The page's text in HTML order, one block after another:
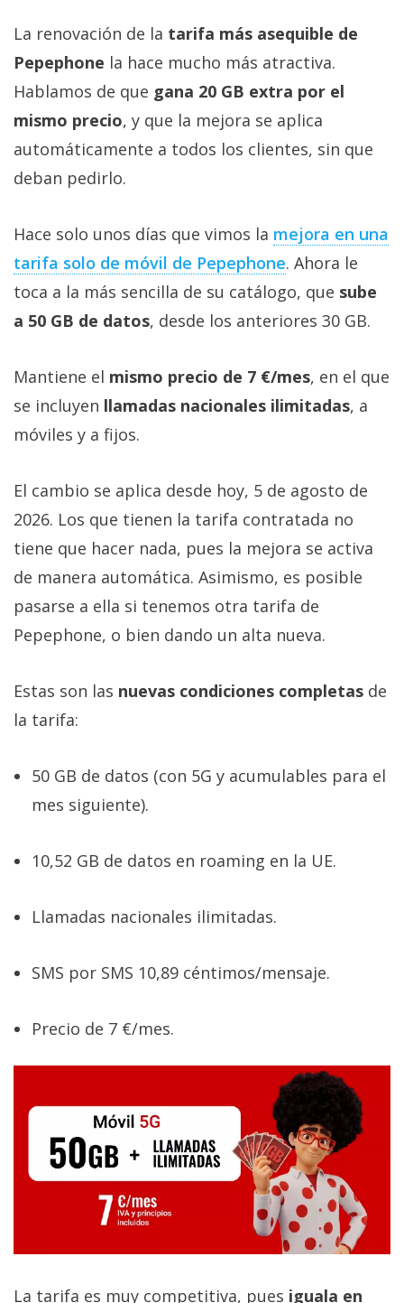
La renovación de la tarifa más asequible de
Pepephone la hace mucho más atractiva.
Hablamos de que gana 20 GB extra por el
mismo precio, y que la mejora se aplica
automáticamente a todos los clientes, sin que
deban pedirlo.
Hace solo unos días que vimos la mejora en una
tarifa solo de móvil de Pepephone‎. Ahora le
toca a la más sencilla de su catálogo, que sube
a 50 GB de datos, desde los anteriores 30 GB.
Mantiene el mismo precio de 7 €/mes, en el que
se incluyen llamadas nacionales ilimitadas, a
móviles y a fijos.
El cambio se aplica desde hoy, 5 de agosto de
2026. Los que tienen la tarifa contratada no
tiene que hacer nada, pues la mejora se activa
de manera automática. Asimismo, es posible
pasarse a ella si tenemos otra tarifa de
Pepephone, o bien dando un alta nueva.
Estas son las nuevas condiciones completas de
la tarifa:
50 GB de datos (con 5G y acumulables para el
mes siguiente).
10,52 GB de datos en roaming en la UE.
Llamadas nacionales ilimitadas.
SMS por SMS 10,89 céntimos/mensaje.
Precio de 7 €/mes.
La tarifa es muy competitiva, pues iguala en